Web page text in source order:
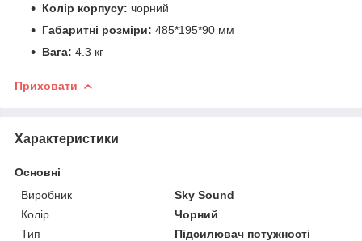
Колір корпусу: чорний
Габаритні розміри: 485*195*90 мм
Вага: 4.3 кг
Приховати
Характеристики
Основні
Виробник
Sky Sound
Колір
Чорний
Тип
Підсилювач потужності